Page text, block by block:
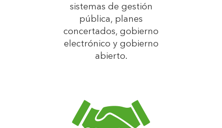
sistemas de gestión
pública, planes
concertados, gobierno
electrónico y gobierno
abierto.